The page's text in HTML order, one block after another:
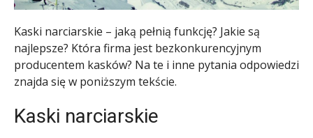
Kaski narciarskie – jaką pełnią funkcję? Jakie są
najlepsze? Która firma jest bezkonkurencyjnym
producentem kasków? Na te i inne pytania odpowiedzi
znajda się w poniższym tekście.
Kaski narciarskie